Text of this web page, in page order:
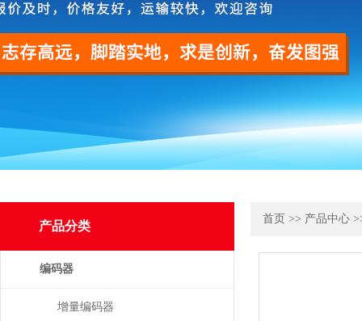
产品分类
编码器
增量编码器
首页 >> 产品中心